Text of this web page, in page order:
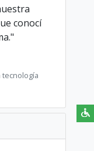
conocí